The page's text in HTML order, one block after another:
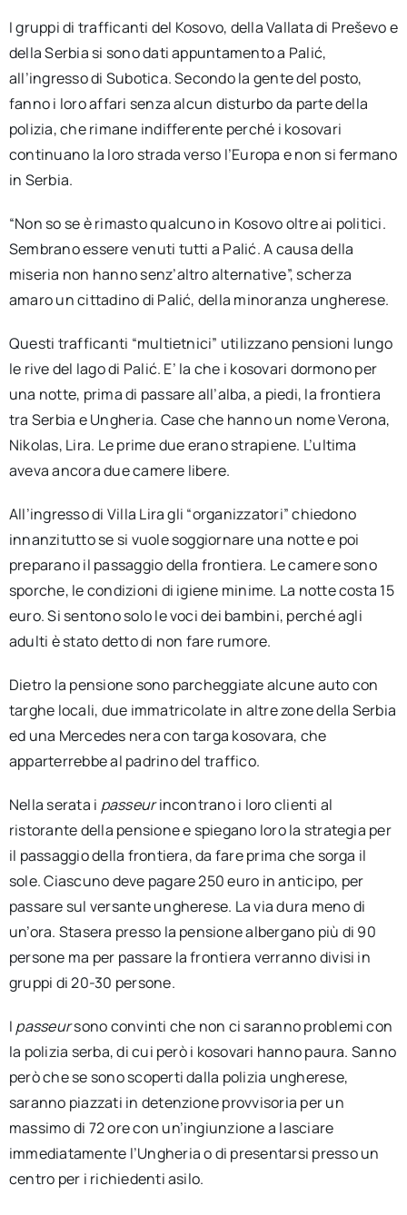
I gruppi di trafficanti del Kosovo, della Vallata di Preševo e
della Serbia si sono dati appuntamento a Palić,
all’ingresso di Subotica. Secondo la gente del posto,
fanno i loro affari senza alcun disturbo da parte della
polizia, che rimane indifferente perché i kosovari
continuano la loro strada verso l’Europa e non si fermano
in Serbia.
“Non so se è rimasto qualcuno in Kosovo oltre ai politici.
Sembrano essere venuti tutti a Palić. A causa della
miseria non hanno senz’altro alternative”, scherza
amaro un cittadino di Palić, della minoranza ungherese.
Questi trafficanti “multietnici” utilizzano pensioni lungo
le rive del lago di Palić. E’ la che i kosovari dormono per
una notte, prima di passare all’alba, a piedi, la frontiera
tra Serbia e Ungheria. Case che hanno un nome Verona,
Nikolas, Lira. Le prime due erano strapiene. L’ultima
aveva ancora due camere libere.
All’ingresso di Villa Lira gli “organizzatori” chiedono
innanzitutto se si vuole soggiornare una notte e poi
preparano il passaggio della frontiera. Le camere sono
sporche, le condizioni di igiene minime. La notte costa 15
euro. Si sentono solo le voci dei bambini, perché agli
adulti è stato detto di non fare rumore.
Dietro la pensione sono parcheggiate alcune auto con
targhe locali, due immatricolate in altre zone della Serbia
ed una Mercedes nera con targa kosovara, che
apparterrebbe al padrino del traffico.
Nella serata i passeurincontrano i loro clienti al
ristorante della pensione e spiegano loro la strategia per
il passaggio della frontiera, da fare prima che sorga il
sole. Ciascuno deve pagare 250 euro in anticipo, per
passare sul versante ungherese. La via dura meno di
un’ora. Stasera presso la pensione albergano più di 90
persone ma per passare la frontiera verranno divisi in
gruppi di 20-30 persone.
I passeursono convinti che non ci saranno problemi con
la polizia serba, di cui però i kosovari hanno paura. Sanno
però che se sono scoperti dalla polizia ungherese,
saranno piazzati in detenzione provvisoria per un
massimo di 72 ore con un’ingiunzione a lasciare
immediatamente l’Ungheria o di presentarsi presso un
centro per i richiedenti asilo.